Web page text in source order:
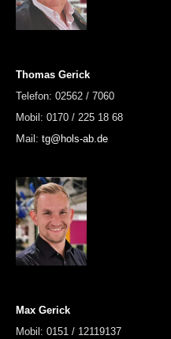
Thomas Gerick
Telefon: 02562 / 7060
Mobil: 0170 / 225 18 68
Mail: tg@hols-ab.de
Max Gerick
Mobil: 0151 / 12119137